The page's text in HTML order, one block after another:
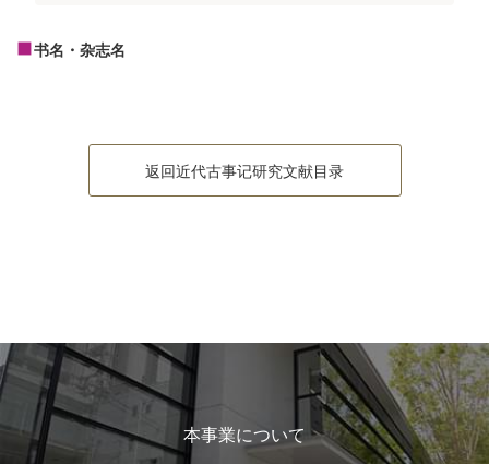
书名・杂志名
返回近代古事记研究文献目录
本事業について